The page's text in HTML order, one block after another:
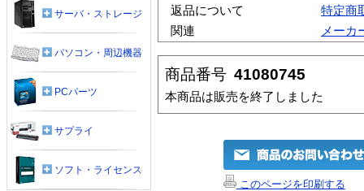
返品について
特定商
関連
メーカ
商品番号 41080745
本商品は販売を終了しました
このページを印刷する
サーバ・ストレージ
パソコン・周辺機器
PCパーツ
サプライ
ソフト・ライセンス